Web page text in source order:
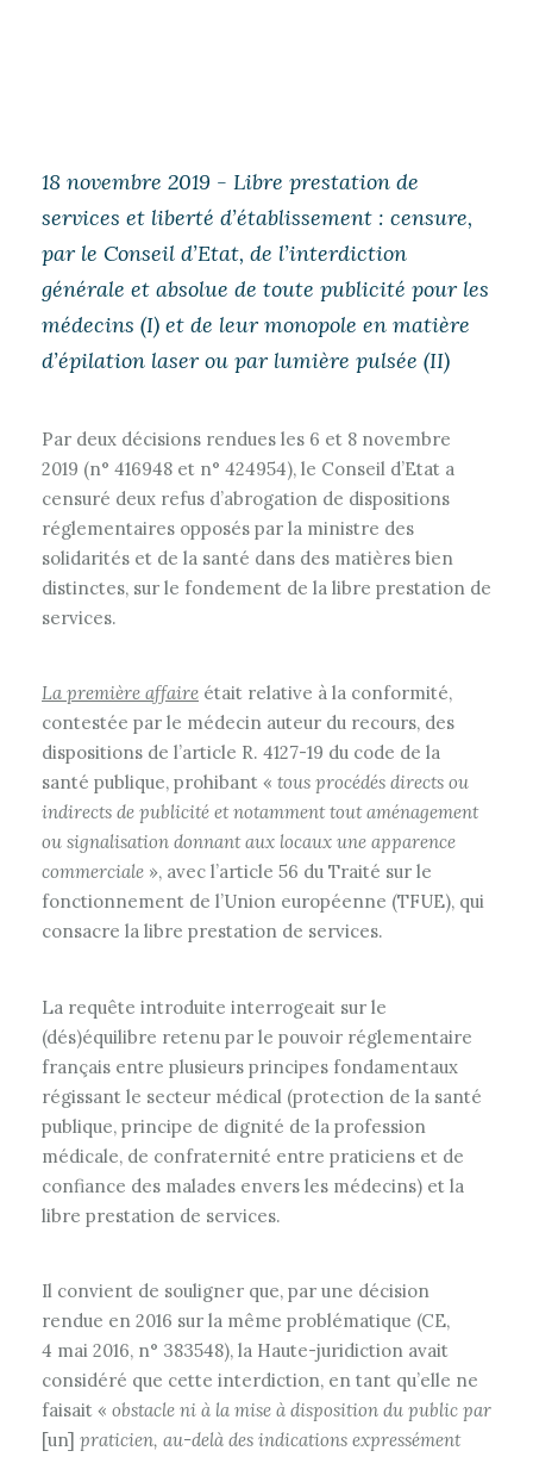
18 novembre 2019 - Libre prestation de
services et liberté d’établissement : censure,
par le Conseil d’Etat, de l’interdiction
générale et absolue de toute publicité pour les
médecins (I) et de leur monopole en matière
d’épilation laser ou par lumière pulsée (II)
Par deux décisions rendues les 6 et 8 novembre
2019 (n° 416948 et n° 424954), le Conseil d’Etat a
censuré deux refus d’abrogation de dispositions
réglementaires opposés par la ministre des
solidarités et de la santé dans des matières bien
distinctes, sur le fondement de la libre prestation de
services.
La première affaire était relative à la conformité,
contestée par le médecin auteur du recours, des
dispositions de l’article R. 4127-19 du code de la
santé publique, prohibant « tous procédés directs ou
indirects de publicité et notamment tout aménagement
ou signalisation donnant aux locaux une apparence
commerciale », avec l’article 56 du Traité sur le
fonctionnement de l’Union européenne (TFUE), qui
consacre la libre prestation de services.
La requête introduite interrogeait sur le
(dés)équilibre retenu par le pouvoir réglementaire
français entre plusieurs principes fondamentaux
régissant le secteur médical (protection de la santé
publique, principe de dignité de la profession
médicale, de confraternité entre praticiens et de
confiance des malades envers les médecins) et la
libre prestation de services.
Il convient de souligner que, par une décision
rendue en 2016 sur la même problématique (CE,
4 mai 2016, n° 383548), la Haute-juridiction avait
considéré que cette interdiction, en tant qu’elle ne
faisait « obstacle ni à la mise à disposition du public par
[un] praticien, au-delà des indications expressément